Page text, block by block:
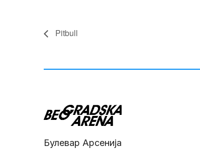
Pitbull
Булевар Арсенија